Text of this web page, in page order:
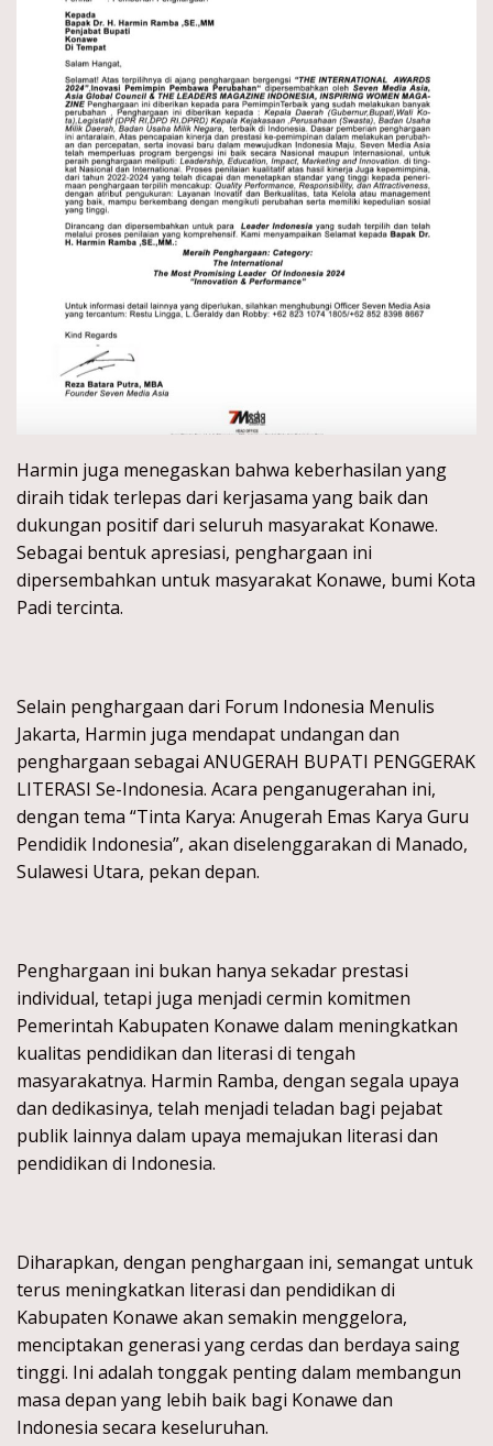
Harmin juga menegaskan bahwa keberhasilan yang
diraih tidak terlepas dari kerjasama yang baik dan
dukungan positif dari seluruh masyarakat Konawe.
Sebagai bentuk apresiasi, penghargaan ini
dipersembahkan untuk masyarakat Konawe, bumi Kota
Padi tercinta.
Selain penghargaan dari Forum Indonesia Menulis
Jakarta, Harmin juga mendapat undangan dan
penghargaan sebagai ANUGERAH BUPATI PENGGERAK
LITERASI Se-Indonesia. Acara penganugerahan ini,
dengan tema “Tinta Karya: Anugerah Emas Karya Guru
Pendidik Indonesia”, akan diselenggarakan di Manado,
Sulawesi Utara, pekan depan.
Penghargaan ini bukan hanya sekadar prestasi
individual, tetapi juga menjadi cermin komitmen
Pemerintah Kabupaten Konawe dalam meningkatkan
kualitas pendidikan dan literasi di tengah
masyarakatnya. Harmin Ramba, dengan segala upaya
dan dedikasinya, telah menjadi teladan bagi pejabat
publik lainnya dalam upaya memajukan literasi dan
pendidikan di Indonesia.
Diharapkan, dengan penghargaan ini, semangat untuk
terus meningkatkan literasi dan pendidikan di
Kabupaten Konawe akan semakin menggelora,
menciptakan generasi yang cerdas dan berdaya saing
tinggi. Ini adalah tonggak penting dalam membangun
masa depan yang lebih baik bagi Konawe dan
Indonesia secara keseluruhan.